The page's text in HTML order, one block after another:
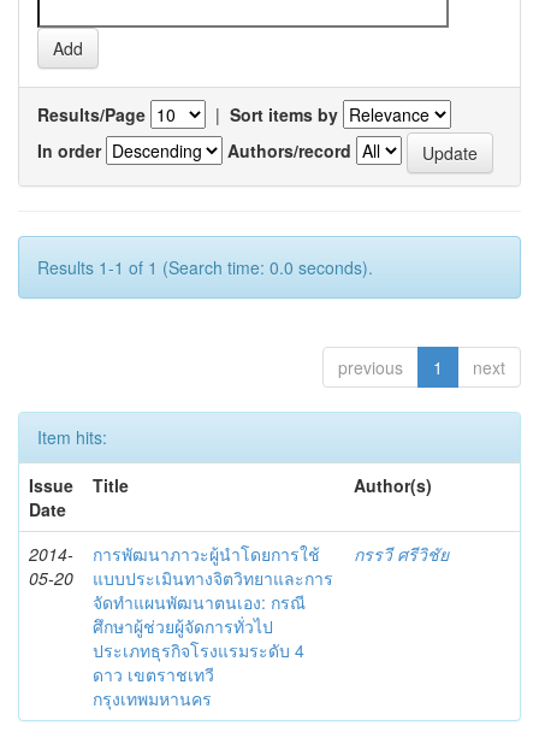
Results/Page | Sort items by
In order
Authors/record
Results 1-1 of 1 (Search time: 0.0 seconds).
previous 1 next
Item hits:
Issue
Date
Title Author(s)
2014-
05-20
การพัฒนาภาวะผู้นำโดยการใช้
แบบประเมินทางจิตวิทยาและการ
จัดทำแผนพัฒนาตนเอง: กรณี
ศึกษาผู้ช่วยผู้จัดการทั่วไป
ประเภทธุรกิจโรงแรมระดับ 4
ดาว เขตราชเทวี
กรุงเทพมหานคร
กรรวี ศรีวิชัย